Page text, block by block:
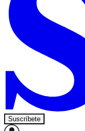
Suscríbete